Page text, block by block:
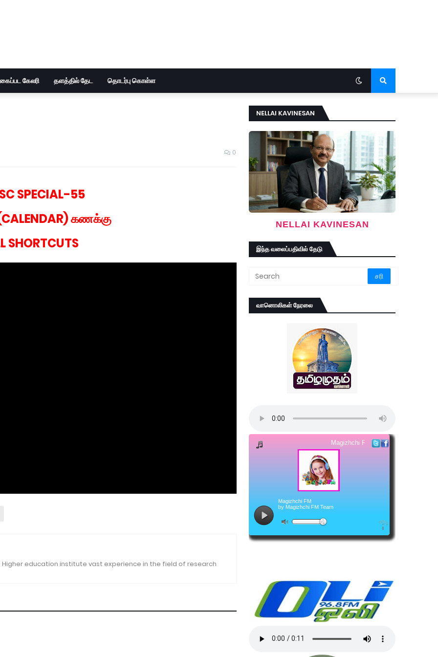
கேலரி தளத்தில் தேட தொடர்பு கொள்ள
0
SPECIAL-55
கணக்கு
SHORTCUTS
Higher education institute vast experience in the field of research
NELLAI KAVINESAN
NELLAI KAVINESAN
இந்த வலைப்பதிவில் தேடு
வானொலிகள் நேரலை